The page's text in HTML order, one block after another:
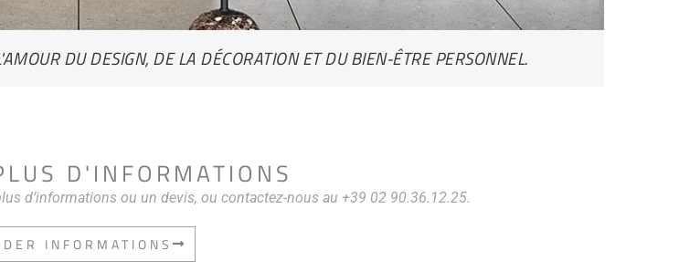
DU DESIGN, DE LA DÉCORATION ET DU BIEN-ÊTRE PERSONNEL.
D'INFORMATIONS
d’informations ou un devis, ou contactez-nous au +39 02 90.36.12.25.
INFORMATIONS